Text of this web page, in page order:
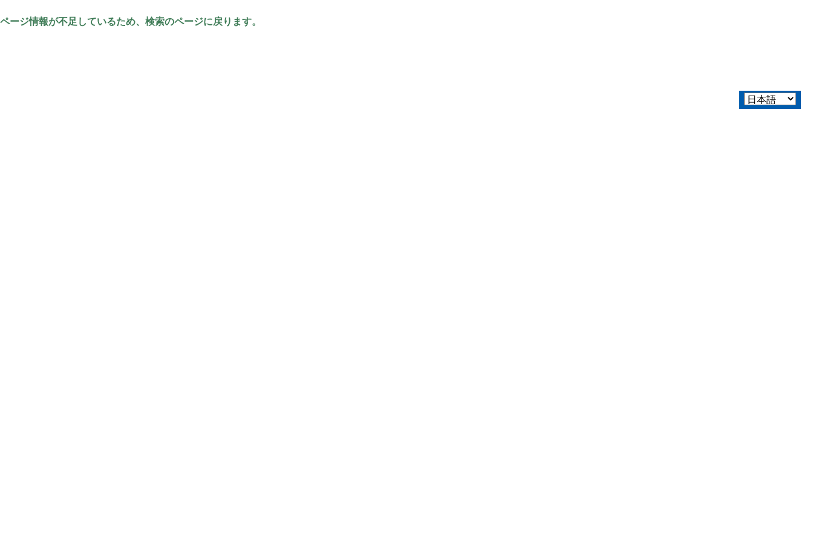
ページ情報が不足しているため、検索のページに戻ります。